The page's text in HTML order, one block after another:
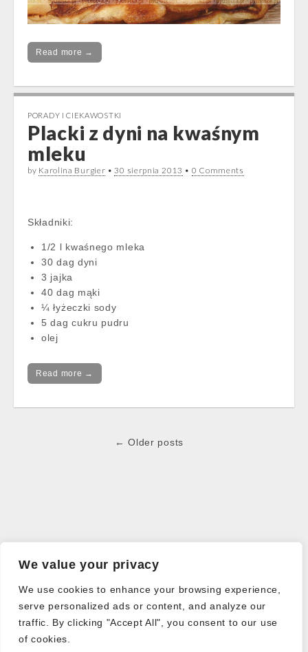
We value your privacy
We use cookies to enhance your browsing experience,
serve personalized ads or content, and analyze our
traffic. By clicking "Accept All", you consent to our use
of cookies.
Read more →
PORADY I CIEKAWOSTKI
Placki z dyni na kwaśnym
mleku
by Karolina Burgier •30 sierpnia 2013 • 0 Comments
Składniki:
1/2 l kwaśnego mleka
30 dag dyni
3 jajka
40 dag mąki
¼ łyżeczki sody
5 dag cukru pudru
olej
Read more →
← Older posts